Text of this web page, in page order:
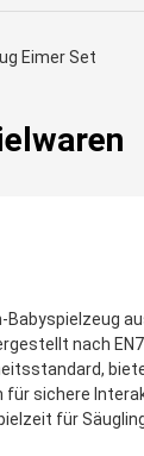
Eimer Set